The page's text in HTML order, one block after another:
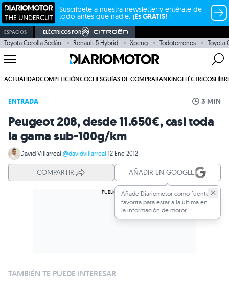
Suscríbete a nuestra newsletter y entérate de
todo antes que nadie. ¡Es GRATIS!
ESPACIOS ELÉCTRICOS POR
Toyota Corolla Sedán Renault 5 Hybrid Xpeng Todoterrenos Toyota
ACTUALIDADCOMPETICIÓNCOCHESGUÍAS DE COMPRARANKINGELÉCTRICOS
ENTRADA 3 MIN
Peugeot 208, desde 11.650€, casi toda
la gama sub-100g/km
David Villarreal|@davidvillarreal|12 Ene 2012
COMPARTIR AÑADIR EN GOOGLE
Añade Diariomotor como fuente
favorita para estar a la última en
la información de motor.
TAMBIÉN TE PUEDE INTERESAR